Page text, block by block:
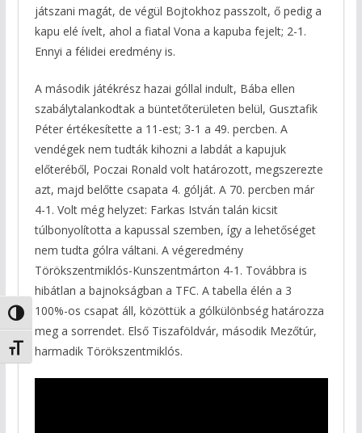
Nagy kontraszt váltása
Betűméret váltása
játszani magát, de végül Bojtokhoz passzolt, ő pedig a
kapu elé ívelt, ahol a fiatal Vona a kapuba fejelt; 2-1.
Ennyi a félidei eredmény is.
A második játékrész hazai góllal indult, Bába ellen
szabálytalankodtak a büntetőterületen belül, Gusztafik
Péter értékesítette a 11-est; 3-1 a 49. percben. A
vendégek nem tudták kihozni a labdát a kapujuk
előteréből, Poczai Ronald volt határozott, megszerezte
azt, majd belőtte csapata 4. gólját. A 70. percben már
4-1. Volt még helyzet: Farkas István talán kicsit
túlbonyolította a kapussal szemben, így a lehetőséget
nem tudta gólra váltani. A végeredmény
Törökszentmiklós-Kunszentmárton 4-1. Továbbra is
hibátlan a bajnokságban a TFC. A tabella élén a 3
100%-os csapat áll, közöttük a gólkülönbség határozza
meg a sorrendet. Első Tiszaföldvár, második Mezőtúr,
harmadik Törökszentmiklós.